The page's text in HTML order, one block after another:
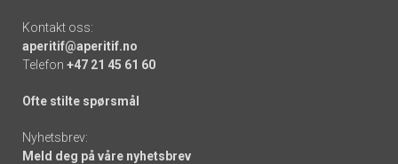
Kontakt oss:
aperitif@aperitif.no
Telefon +47 21 45 61 60
Ofte stilte spørsmål
Nyhetsbrev:
Meld deg på våre nyhetsbrev